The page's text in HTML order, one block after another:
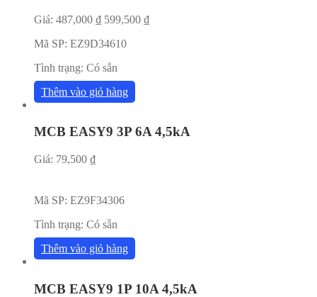
Giá: 487,000 ₫ 599,500 ₫
Mã SP: EZ9D34610
Tình trạng: Có sẵn
Thêm vào giỏ hàng
MCB EASY9 3P 6A 4,5kA
Giá: 79,500 ₫
Mã SP: EZ9F34306
Tình trạng: Có sẵn
Thêm vào giỏ hàng
MCB EASY9 1P 10A 4,5kA